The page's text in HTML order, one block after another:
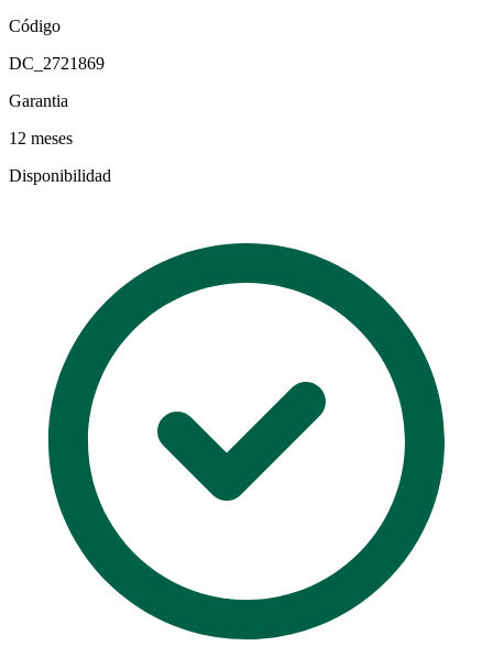
Código
DC_2721869
Garantia
12 meses
Disponibilidad